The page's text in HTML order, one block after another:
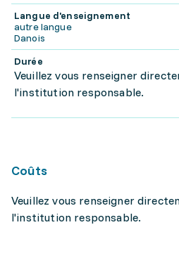
Langue d'enseignement
autre langue
Danois
Durée
Veuillez vous renseigner
l'institution responsable.
Coûts
Veuillez vous renseigner
l'institution responsable.